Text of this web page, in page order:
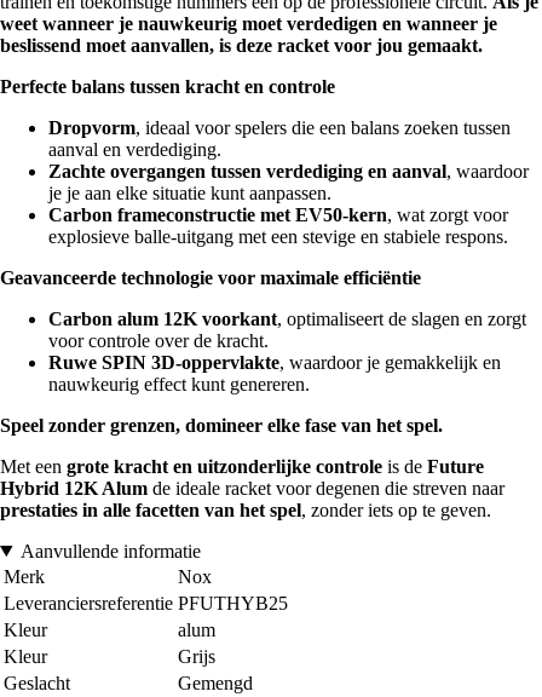
weet wanneer je nauwkeurig moet verdedigen en wanneer je
beslissend moet aanvallen, is deze racket voor jou gemaakt.
Perfecte balans tussen kracht en controle
Dropvorm, ideaal voor spelers die een balans zoeken tussen
aanval en verdediging.
Zachte overgangen tussen verdediging en aanval, waardoor
je je aan elke situatie kunt aanpassen.
Carbon frameconstructie met EV50-kern, wat zorgt voor
explosieve balle-uitgang met een stevige en stabiele respons.
Geavanceerde technologie voor maximale efficiëntie
Carbon alum 12K voorkant, optimaliseert de slagen en zorgt
voor controle over de kracht.
Ruwe SPIN 3D-oppervlakte, waardoor je gemakkelijk en
nauwkeurig effect kunt genereren.
Speel zonder grenzen, domineer elke fase van het spel.
Met een grote kracht en uitzonderlijke controle is de Future
Hybrid 12K Alum de ideale racket voor degenen die streven naar
prestaties in alle facetten van het spel, zonder iets op te geven.
Aanvullende informatie
Merk
Nox
Leveranciersreferentie PFUTHYB25
Kleur
alum
Kleur
Grijs
Geslacht
Gemengd